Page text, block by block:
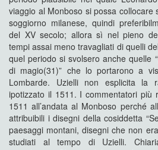
viaggio al Monboso si possa collocare
soggiorno milanese, quindi
del XV secolo; allora sì nel pieno
tempi assai meno travagliati di quelli
quel periodo si svolsero anche
di magio(31)” che lo portarono a
Lombarde. Uzielli non esplicita la
ipotizzato il 1511. I commentatori più
1511 all’andata al Monboso perché
attribuibili i disegni della cosiddetta
paesaggi montani, disegni che non
studiati al tempo di Uzielli.